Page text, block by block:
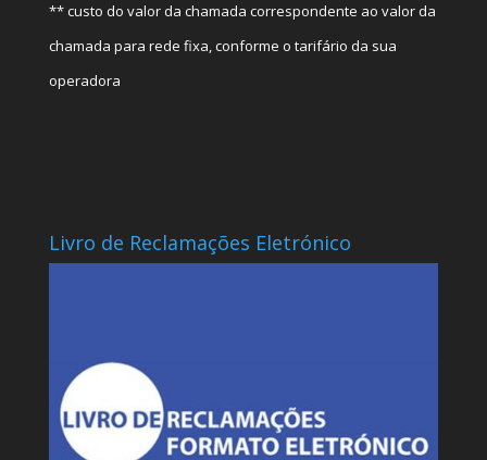
** custo do valor da chamada correspondente ao valor da
chamada para rede fixa, conforme o tarifário da sua
operadora
Livro de Reclamações Eletrónico